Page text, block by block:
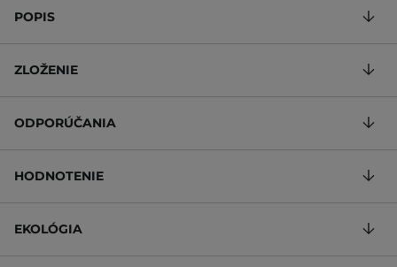
POPIS
ZLOŽENIE
ODPORÚČANIA
HODNOTENIE
EKOLÓGIA